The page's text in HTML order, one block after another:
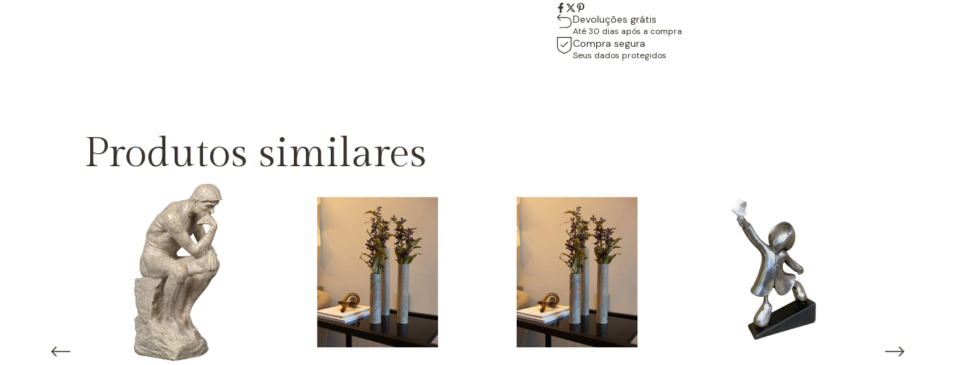
Devoluções grátis
Até 30 dias após a compra
Compra segura
Seus dados protegidos
Produtos similares